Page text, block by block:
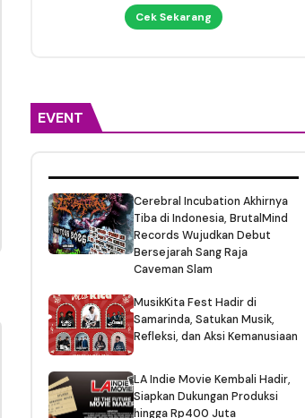
Cek Sekarang
EVENT
Cerebral Incubation Akhirnya
Tiba di Indonesia, BrutalMind
Records Wujudkan Debut
Bersejarah Sang Raja
Caveman Slam
MusikKita Fest Hadir di
Samarinda, Satukan Musik,
Refleksi, dan Aksi Kemanusiaan
LA Indie Movie Kembali Hadir,
Siapkan Dukungan Produksi
hingga Rp400 Juta